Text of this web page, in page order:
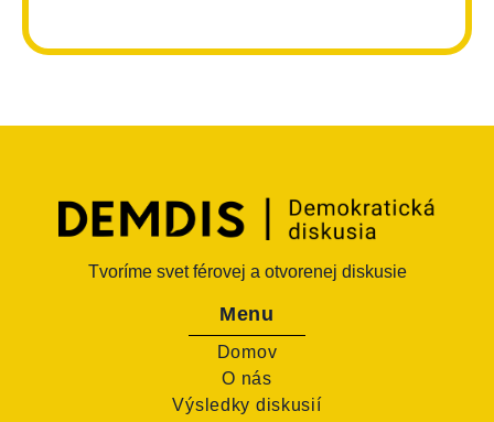
Tvoríme svet férovej a otvorenej diskusie
Menu
Domov
O nás
Výsledky diskusií